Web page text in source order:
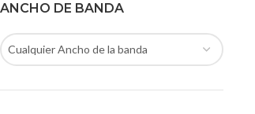
ANCHO DE BANDA
Cualquier Ancho de la banda